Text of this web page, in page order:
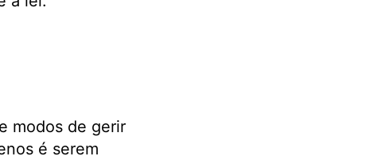
modos de gerir
é serem